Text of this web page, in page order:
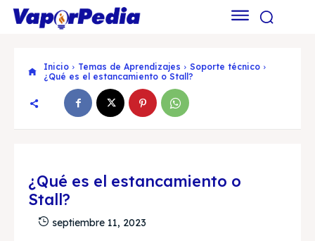
Inicio Temas de Aprendizajes
Soporte técnico
¿Qué es el estancamiento o Stall?
¿Qué es el estancamiento o
Stall?
septiembre 11, 2023